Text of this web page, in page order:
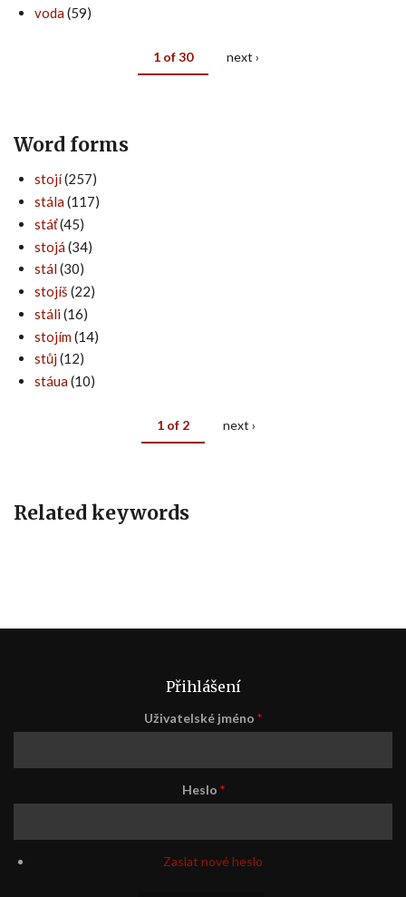
voda(59)
1 of 30 next ›
Word forms
stojí(257)
stála(117)
stáť(45)
stojá(34)
stál(30)
stojíš (22)
stáli(16)
stojím(14)
stůj(12)
stáua(10)
1 of 2 next ›
Related keywords
Přihlášení
Uživatelské jméno *
Heslo *
Zaslat nové heslo